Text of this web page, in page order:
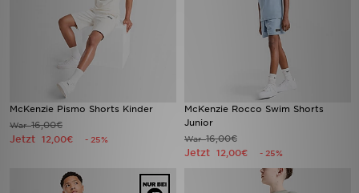
McKenzie Pismo Shorts Kinder
War16,00€
Jetzt 12,00€ - 25%
McKenzie Rocco Swim Shorts
Junior
War16,00€
Jetzt 12,00€ - 25%